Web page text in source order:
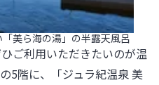
美ら海の湯」の半露天風呂
ご利用いただきたいのが温
5階に、「ジュラ紀温泉 美